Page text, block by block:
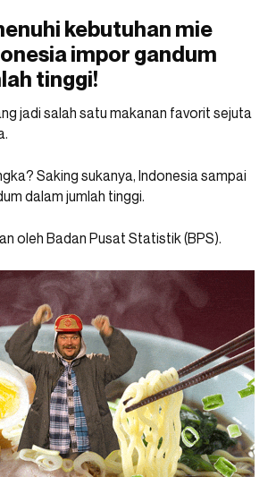
kebutuhan mie
impor gandum
tinggi!
jadi salah satu makanan favorit sejuta
Saking sukanya, Indonesia sampai
dalam jumlah tinggi.
oleh Badan Pusat Statistik (BPS).